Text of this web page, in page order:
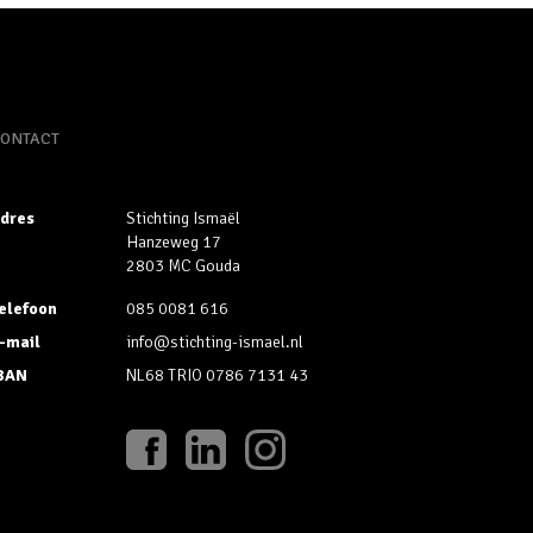
Stichting Ismaël
Hanzeweg 17
2803 MC Gouda
085 0081 616
mail
info@stichting-ismael.nl
NL68 TRIO 0786 7131 43